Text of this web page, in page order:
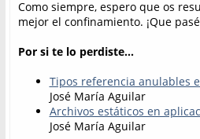
Como siempre, espero que os
mejor el confinamiento. ¡Que
Por si te lo perdiste...
Tipos referencia anulables
José María Aguilar
Archivos estáticos en
José María Aguilar